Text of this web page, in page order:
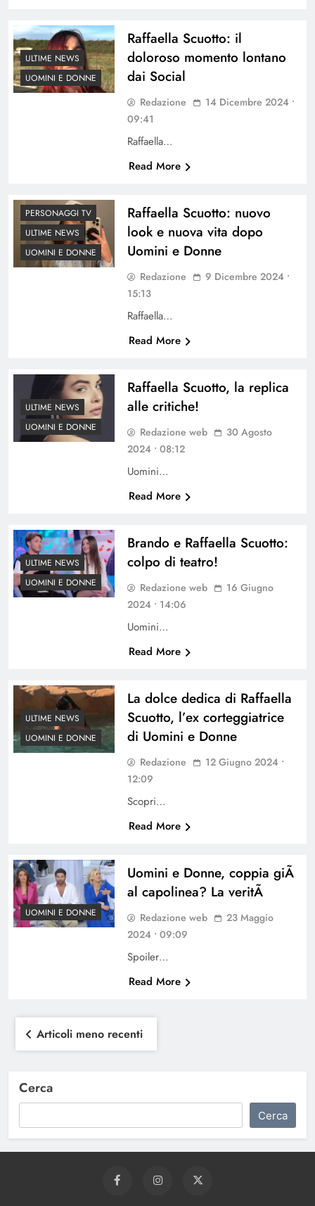
ULTIME NEWS
UOMINI E DONNE
Raffaella Scuotto: il
doloroso momento lontano
dai Social
Redazione
14 Dicembre 2024 •
09:41
Raffaella…
Read More
PERSONAGGI TV
ULTIME NEWS
UOMINI E DONNE
Raffaella Scuotto: nuovo
look e nuova vita dopo
Uomini e Donne
Redazione
9 Dicembre 2024 •
15:13
Raffaella…
Read More
ULTIME NEWS
UOMINI E DONNE
Raffaella Scuotto, la replica
alle critiche!
Redazione web
30 Agosto
2024 • 08:12
Uomini…
Read More
ULTIME NEWS
UOMINI E DONNE
Brando e Raffaella Scuotto:
colpo di teatro!
Redazione web
16 Giugno
2024 • 14:06
Uomini…
Read More
ULTIME NEWS
UOMINI E DONNE
La dolce dedica di Raffaella
Scuotto, l’ex corteggiatrice
di Uomini e Donne
Redazione
12 Giugno 2024 •
12:09
Scopri…
Read More
UOMINI E DONNE
Uomini e Donne, coppia giÃ
al capolinea? La veritÃ
Redazione web
23 Maggio
2024 • 09:09
Spoiler…
Read More
Navigazione
articoli
Articoli meno recenti
Cerca
Cerca